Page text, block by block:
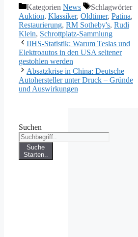
Kategorien News
Schlagwörter
Auktion, Klassiker, Oldtimer, Patina,
Restaurierung, RM Sotheby's, Rudi
Klein, Schrottplatz-Sammlung
IIHS-Statistik: Warum Teslas und
Elektroautos in den USA seltener
gestohlen werden
Absatzkrise in China: Deutsche
Autohersteller unter Druck – Gründe
und Auswirkungen
Suchen
Suche
Starten..